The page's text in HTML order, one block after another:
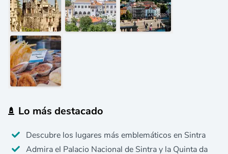
Lo más destacado
Descubre los lugares más emblemáticos en Sintra
Admira el Palacio Nacional de Sintra y la Quinta da